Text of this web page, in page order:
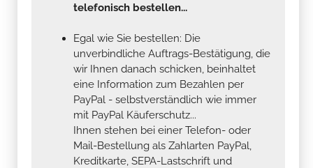
telefonisch bestellen...
Egal wie Sie bestellen: Die
unverbindliche Auftrags-Bestätigung, die
wir Ihnen danach schicken, beinhaltet
eine Information zum Bezahlen per
PayPal - selbstverständlich wie immer
mit PayPal Käuferschutz...
Ihnen stehen bei einer Telefon- oder
Mail-Bestellung als Zahlarten PayPal,
Kreditkarte, SEPA-Lastschrift und